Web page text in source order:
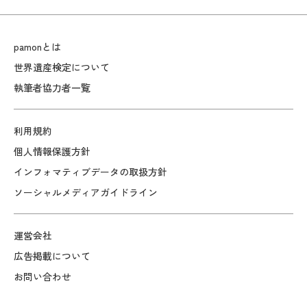
pamonとは
世界遺産検定について
執筆者協力者一覧
利用規約
個人情報保護方針
インフォマティブデータの取扱方針
ソーシャルメディアガイドライン
運営会社
広告掲載について
お問い合わせ